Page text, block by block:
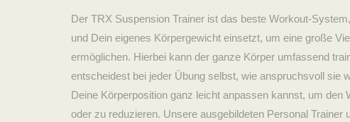
Der TRX Suspension Trainer ist das beste Workout-
und Dein eigenes Körpergewicht einsetzt, um eine große
ermöglichen. Hierbei kann der ganze Körper umfassend
entscheidest bei jeder Übung selbst, wie anspruchsvoll sie
Deine Körperposition ganz leicht anpassen kannst, um den
oder zu reduzieren. Unsere ausgebildeten Personal Trainer